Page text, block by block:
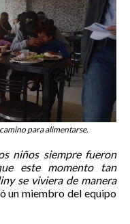
para alimentarse.
niños siempre fueron
este momento tan
se viviera de manera
un miembro del equipo